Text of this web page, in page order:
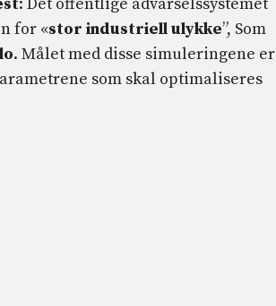
for «stor industriell ulykke”, Som
. Målet med disse simuleringene er
som skal optimaliseres